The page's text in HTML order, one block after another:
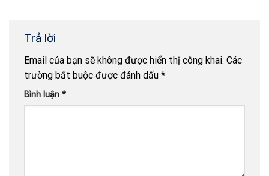
Trả lời
Email của bạn sẽ không được hiển thị công khai. Các
trường bắt buộc được đánh dấu *
Bình luận *